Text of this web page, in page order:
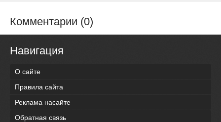
Комментарии (0)
Навигация
О сайте
Правила сайта
Реклама насайте
Обратная связь